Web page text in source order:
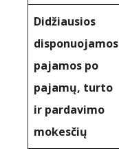
Didžiausios
disponuojamos
pajamos po
pajamų, turto
ir pardavimo
mokesčių